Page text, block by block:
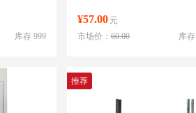
库存 999
¥57.00 元
库
市场价：60.00
推荐